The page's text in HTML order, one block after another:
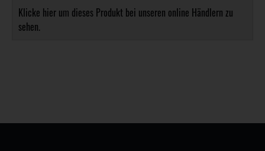
Klicke hier um dieses Produkt bei unseren online Händlern zu
sehen.